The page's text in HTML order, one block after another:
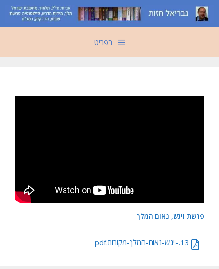
לדלג
לתוכן
תפריט
פרשת ויגש, נאום המלך
13.-ויגש-נאום-המלך-מקורות.pdf